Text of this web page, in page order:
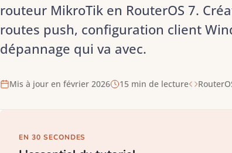
routeur MikroTik en RouterOS 7.
routes push, configuration client
dépannage qui va avec.
Mis à jour en février 2026 15 min de lecture
EN 30 SECONDES